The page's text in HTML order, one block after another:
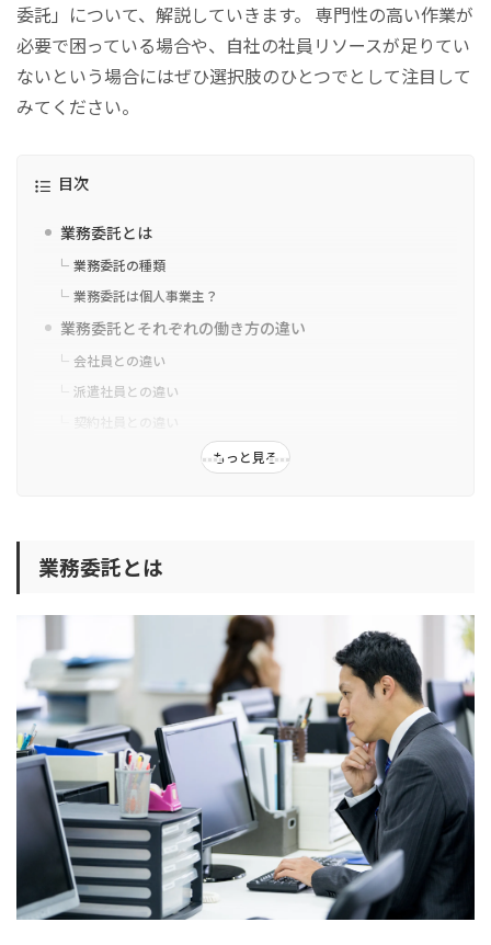
委託」について、解説していきます。 専門性の高い作業が
必要で困っている場合や、自社の社員リソースが足りてい
ないという場合にはぜひ選択肢のひとつでとして注目して
みてください。
目次
もっと見る
業務委託とは
業務委託の種類
業務委託は個人事業主？
業務委託とそれぞれの働き方の違い
会社員との違い
派遣社員との違い
業務委託のデメリット
労働基準法の適用外
収入が安定しない
業務委託を依頼する企業のメリット
専門性の高い業務を必要なときに任せられる
教育コストがかからない
社内リソースを有効活用できる
一人の社員を雇うよりもお得
業務委託契約書の作成方法
業務委託の報酬の種類にも注意
契約書に必要な項目
業務委託とは